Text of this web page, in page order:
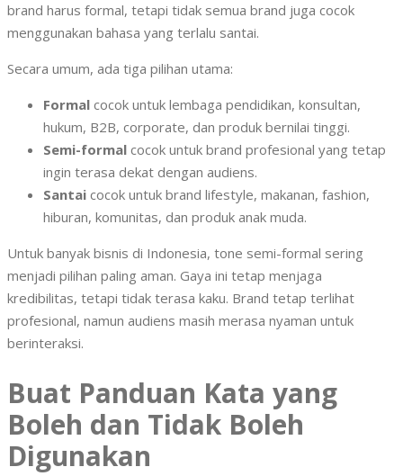
brand harus formal, tetapi tidak semua brand juga cocok
menggunakan bahasa yang terlalu santai.
Secara umum, ada tiga pilihan utama:
Formal cocok untuk lembaga pendidikan, konsultan,
hukum, B2B, corporate, dan produk bernilai tinggi.
Semi-formal cocok untuk brand profesional yang tetap
ingin terasa dekat dengan audiens.
Santai cocok untuk brand lifestyle, makanan, fashion,
hiburan, komunitas, dan produk anak muda.
Untuk banyak bisnis di Indonesia, tone semi-formal sering
menjadi pilihan paling aman. Gaya ini tetap menjaga
kredibilitas, tetapi tidak terasa kaku. Brand tetap terlihat
profesional, namun audiens masih merasa nyaman untuk
berinteraksi.
Buat Panduan Kata yang
Boleh dan Tidak Boleh
Digunakan